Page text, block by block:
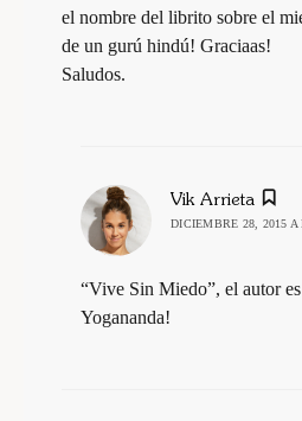
el nombre del librito sobre el
de un gurú hindú! Graciaas!
Saludos.
Vik Arrieta
DICIEMBRE 28, 2015
“Vive Sin Miedo”, el autor es
Yogananda!